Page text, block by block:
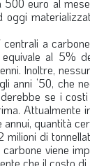
a
al 5%
Inoltre,
anni ’50, che
se i
Attualmente
quantità
di
viene
che il costo